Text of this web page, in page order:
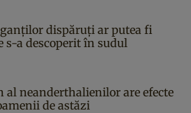
dispăruți ar putea fi
s-a descoperit în sudul
al neanderthalienilor are efecte
de astăzi